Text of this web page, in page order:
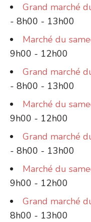
Grand marché
- 8h00 - 13h00
Marché du
9h00 - 12h00
Grand marché
- 8h00 - 13h00
Marché du
9h00 - 12h00
Grand marché
- 8h00 - 13h00
Marché du
9h00 - 12h00
Grand marché
8h00 - 13h00